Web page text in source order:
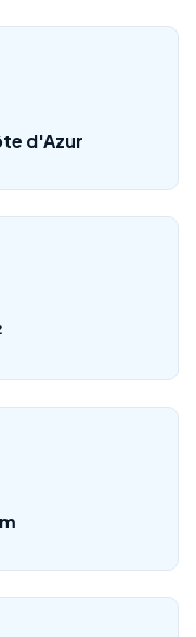
d'Azur